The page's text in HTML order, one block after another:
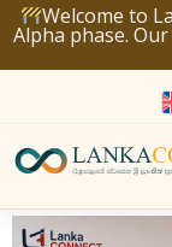
Welcome to
Alpha phase.
Skip
to
content